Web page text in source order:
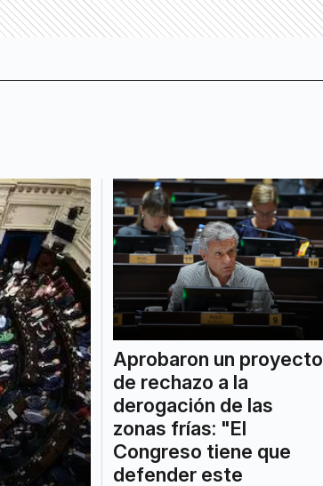
Aprobaron un proyecto
de rechazo a la
derogación de las
zonas frías: "El
Congreso tiene que
defender este